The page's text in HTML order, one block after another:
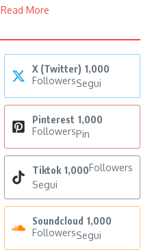
Read More
X (Twitter) 1,000
FollowersSegui
Pinterest 1,000
FollowersPin
Tiktok 1,000Followers
Segui
Soundcloud 1,000
FollowersSegui